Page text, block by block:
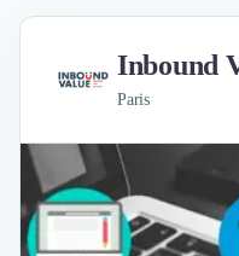
Inbound
Paris